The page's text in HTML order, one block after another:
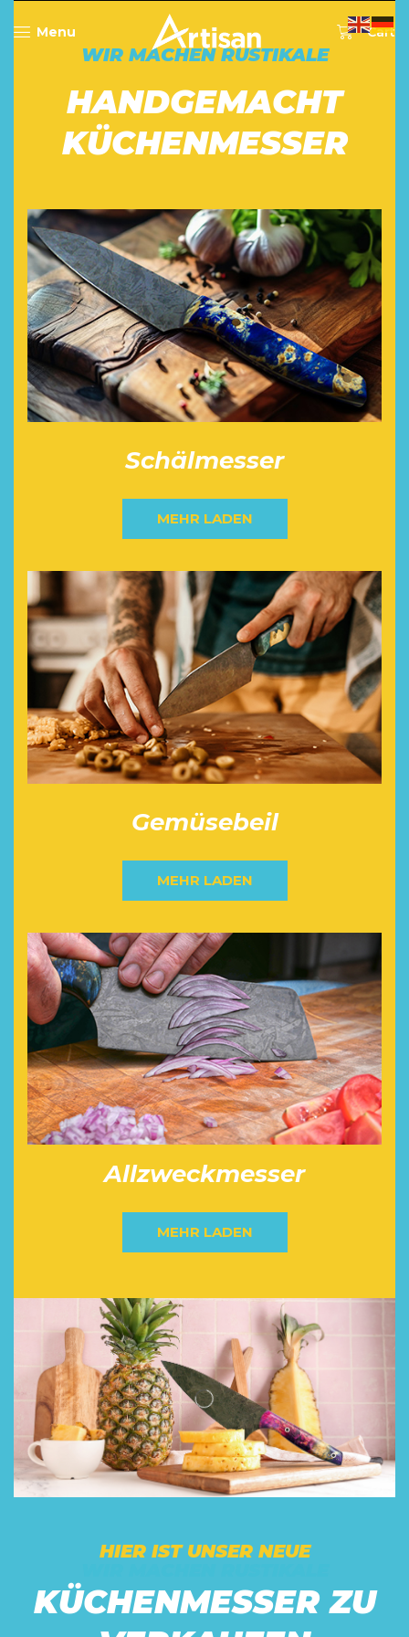
Menu 0 Cart
WIR MACHEN RUSTIKALE
HANDGEMACHT
KÜCHENMESSER
Schälmesser
MEHR LADEN
Gemüsebeil
MEHR LADEN
Allzweckmesser
MEHR LADEN
HIER IST UNSER NEUE
KÜCHENMESSER ZU